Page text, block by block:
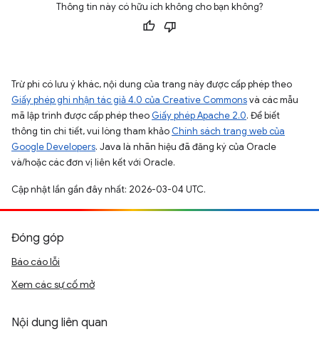
Thông tin này có hữu ích không cho bạn không?
Trừ phi có lưu ý khác, nội dung của trang này được cấp phép theo
Giấy phép ghi nhận tác giả 4.0 của Creative Commonsvà các mẫu
mã lập trình được cấp phép theo Giấy phép Apache 2.0. Để biết
thông tin chi tiết, vui lòng tham khảo Chính sách trang web của
Google Developers. Java là nhãn hiệu đã đăng ký của Oracle
và/hoặc các đơn vị liên kết với Oracle.
Cập nhật lần gần đây nhất: 2026-03-04 UTC.
Đóng góp
Báo cáo lỗi
Xem các sự cố mở
Nội dung liên quan